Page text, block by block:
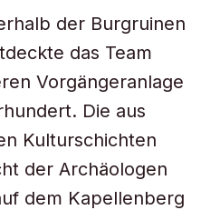
der Burgruinen
das Team
Vorgängeranlage
Die aus
Kulturschichten
der Archäologen
dem Kapellenberg